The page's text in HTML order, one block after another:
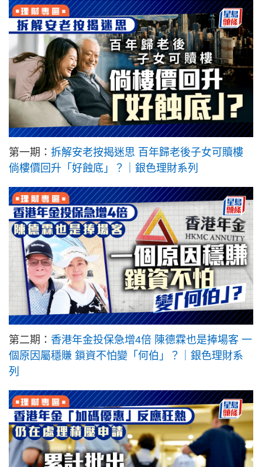
第一期： 拆解安老按揭迷思 百年歸老後子女可贖樓
倘樓價回升「好蝕底」？｜銀色理財系列
第二期： 香港年金投保急增4倍 陳德霖也是捧場客 一
個原因屬穩賺 鎖資不怕變「何伯」？｜銀色理財系
列